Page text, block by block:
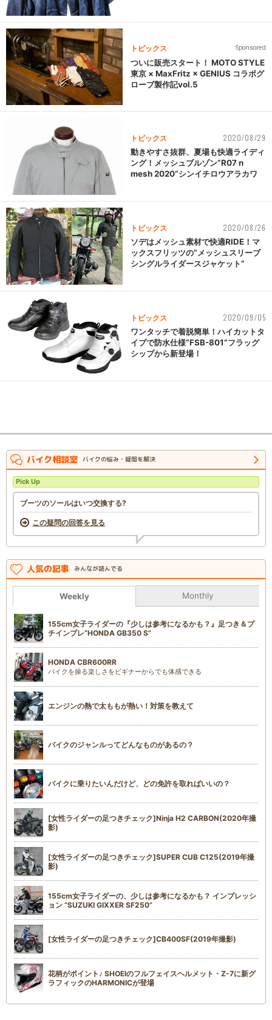
トピックス Sponsored
ついに販売スタート！ MOTO STYLE
東京 × MaxFritz × GENIUS コラボグ
ローブ製作記vol.5
トピックス 2020/08/29
動きやすさ抜群、夏場も快適ライディ
ング！メッシュブルゾン“R07 n
mesh 2020”シンイチロウアラカワ
トピックス 2020/08/26
ソデはメッシュ素材で快適RIDE！マ
ックスフリッツの“メッシュスリーブ
シングルライダースジャケット”
トピックス 2020/09/05
ワンタッチで着脱簡単！ハイカットタ
イプで防水仕様“FSB-801”フラッグ
シップから新登場！
バイク相談室 バイクの悩み・疑問を解決
Pick Up
ブーツのソールはいつ交換する?
この疑問の回答を見る
人気の記事 みんなが読んでる
Weekly Monthly
155cm女子ライダーの『少しは参考になるかも？』足つき＆プ
チインプレ“HONDA GB350 S”
HONDA CBR600RR
バイクを操る楽しさをビギナーからでも体感できる
エンジンの熱で太ももが熱い！対策を教えて
バイクのジャンルってどんなものがあるの？
バイクに乗りたいんだけど、どの免許を取ればいいの？
[女性ライダーの足つきチェック]Ninja H2 CARBON(2020年撮
影)
[女性ライダーの足つきチェック]SUPER CUB C125(2019年撮
影)
155cm女子ライダーの、少しは参考になるかも？ インプレッシ
ョン “SUZUKI GIXXER SF250”
[女性ライダーの足つきチェック]CB400SF(2019年撮影)
花柄がポイント♪ SHOEIのフルフェイスヘルメット・Z-7に新グ
ラフィックのHARMONICが登場